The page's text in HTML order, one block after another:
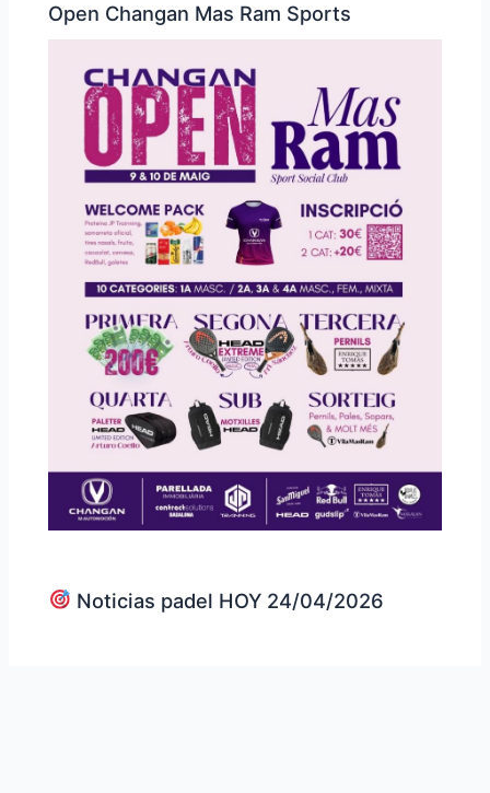
Open Changan Mas Ram Sports
Noticias padel HOY 24/04/2026